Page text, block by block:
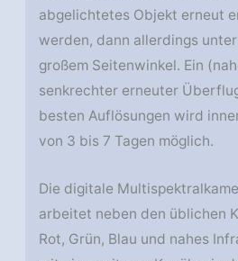
abgelichtetes Objekt erneut
werden, dann allerdings unter
großem Seitenwinkel. Ein
senkrechter erneuter
besten Auflösungen wird
von 3 bis 7 Tagen möglich.
Die digitale
arbeitet neben den üblichen
Rot, Grün, Blau und nahes